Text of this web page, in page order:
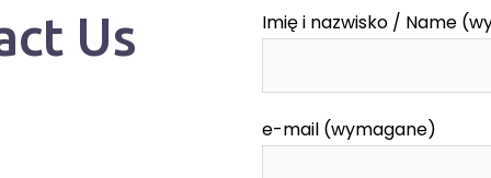
Us Imię i nazwisko / Name
e-mail (wymagane)